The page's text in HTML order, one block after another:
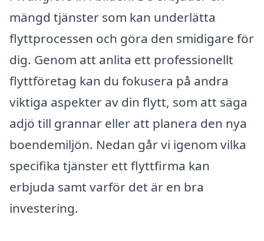
mängd tjänster som kan underlätta
flyttprocessen och göra den smidigare för
dig. Genom att anlita ett professionellt
flyttföretag kan du fokusera på andra
viktiga aspekter av din flytt, som att säga
adjö till grannar eller att planera den nya
boendemiljön. Nedan går vi igenom vilka
specifika tjänster ett flyttfirma kan
erbjuda samt varför det är en bra
investering.